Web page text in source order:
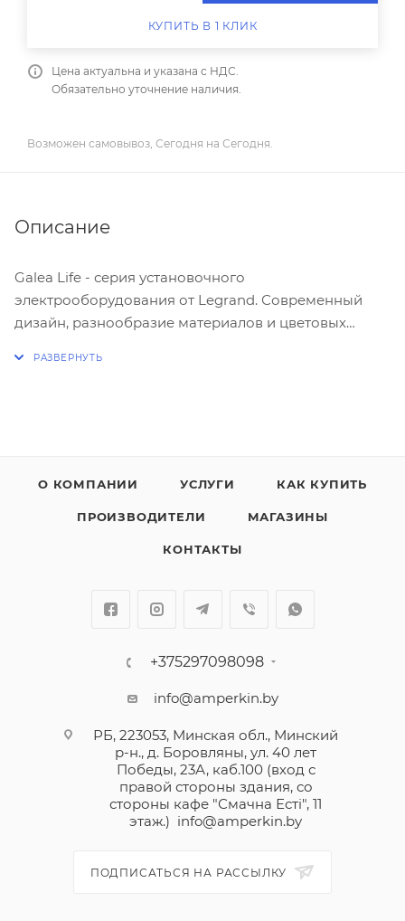
КУПИТЬ В 1 КЛИК
Цена актуальна и указана с НДС.
Обязательно уточнение наличия.
Возможен самовывоз, Сегодня на Сегодня.
Описание
Galea Life - серия установочного
электрооборудования от Legrand. Современный
дизайн, разнообразие материалов и цветовых
Многие дизайнеры отмечают, что
хорошо вписываются как в классический интерьер,
так и в современный, оформленный в стиле
выпускаются в 5 цветах, а цветовых вариантов
В изготовлении выключателей и рамок
привычные всем, но и дерево, искусственный
камень и даже кожа.
О КОМПАНИИ УСЛУГИ КАК КУПИТЬ
ПРОИЗВОДИТЕЛИ МАГАЗИНЫ
КОНТАКТЫ
+375297098098
info@amperkin.by
РБ, 223053, Минская обл., Минский
р-н., д. Боровляны, ул. 40 лет
Победы, 23А, каб.100 (вход с
правой стороны здания, со
стороны кафе "Смачна Естi", 11
этаж.) info@amperkin.by
ПОДПИСАТЬСЯ НА РАССЫЛКУ